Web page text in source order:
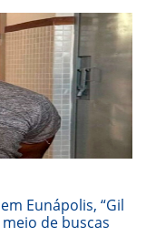
Eunápolis, “Gil
de buscas